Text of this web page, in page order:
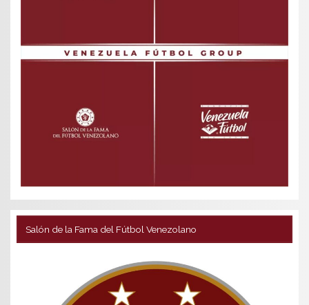
Salón de la Fama del Fútbol Venezolano